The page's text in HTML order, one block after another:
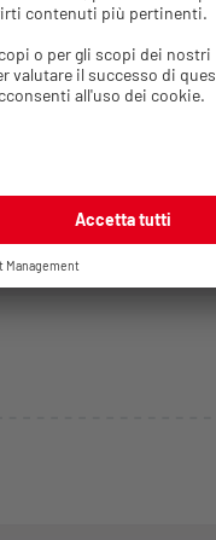
contatta la